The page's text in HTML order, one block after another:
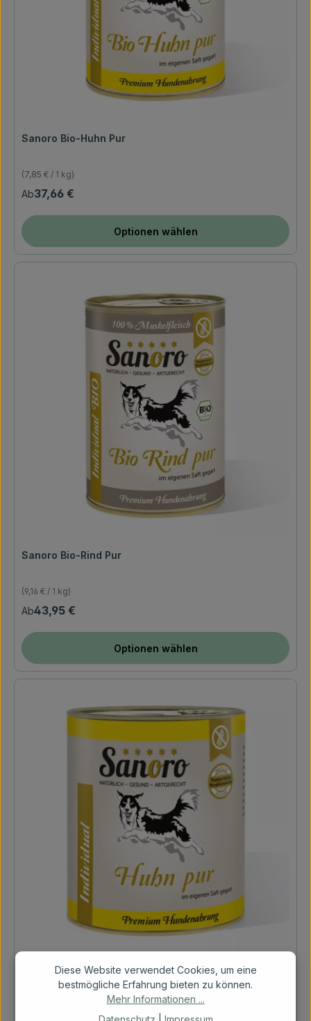
Sanoro Bio-Huhn Pur
(7,85 € / 1 kg)
Regulärer Preis:
Ab37,66 €
Optionen wählen
Sanoro Bio-Rind Pur
(9,16 € / 1 kg)
Regulärer Preis:
Ab43,95 €
Optionen wählen
Sanoro Huhn Pur (Nicht Bio)
Diese Website verwendet Cookies, um eine
bestmögliche Erfahrung bieten zu können.
Mehr Informationen ...